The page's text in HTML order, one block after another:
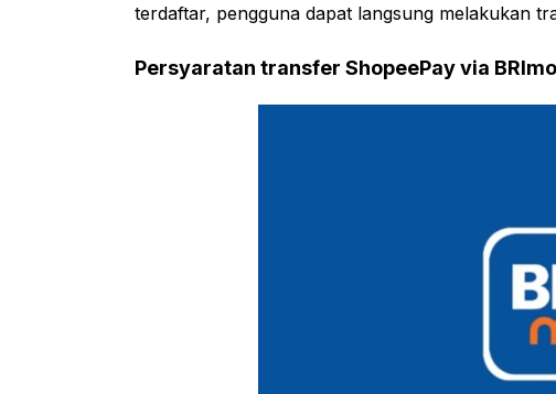
terdaftar, pengguna dapat langsung melakukan
Persyaratan transfer ShopeePay via